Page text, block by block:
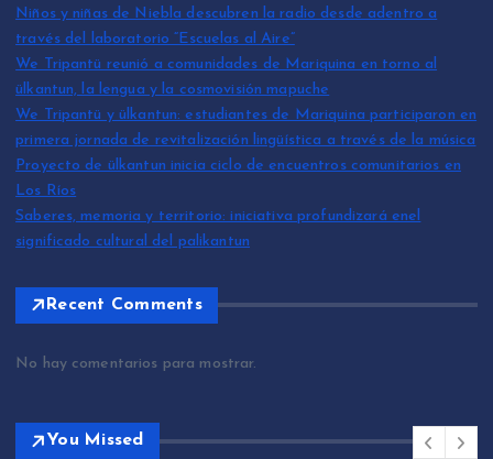
Niños y niñas de Niebla descubren la radio desde adentro a
través del laboratorio “Escuelas al Aire”
We Tripantü reunió a comunidades de Mariquina en torno al
ülkantun, la lengua y la cosmovisión mapuche
We Tripantü y ülkantun: estudiantes de Mariquina participaron en
primera jornada de revitalización lingüística a través de la música
Proyecto de ülkantun inicia ciclo de encuentros comunitarios en
Los Ríos
Saberes, memoria y territorio: iniciativa profundizará enel
significado cultural del palikantun
Recent Comments
No hay comentarios para mostrar.
You Missed